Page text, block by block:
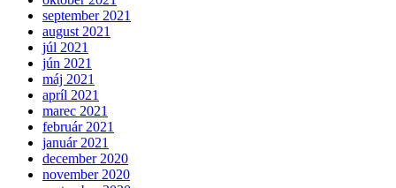
september 2021
august 2021
júl 2021
jún 2021
máj 2021
apríl 2021
marec 2021
február 2021
január 2021
december 2020
november 2020